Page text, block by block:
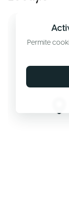
Permite